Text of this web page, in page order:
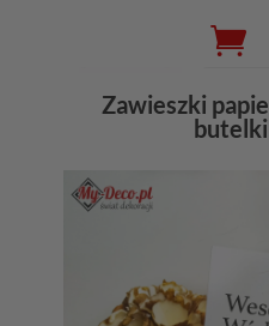
produktów
Zawieszki